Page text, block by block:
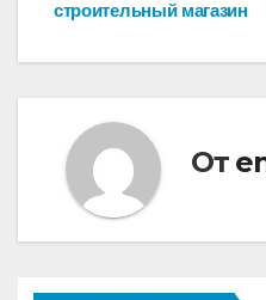
по
строительный магазин
От